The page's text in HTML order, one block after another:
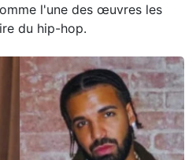
l'une des œuvres les
du hip-hop.